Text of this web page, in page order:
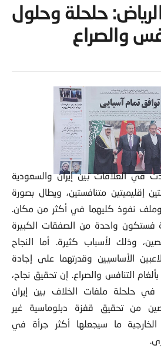
حلحلة وحلول
والصراع
في العلاقات بين إيران والسعودية
إقليميتين متنافستين، ويطال بصورة
وملف نفوذ كليهما في أكثر من مكان.
فستكون واحدة من الصفقات الكبيرة
وذلك لأسباب كثيرة. أما النجاح
الأساسيين وقدرتهما على إجادة
التنافس والصراع. إن تحقيق نجاح،
حلحلة ملفات الخلاف بين إيران
من تحقيق قفزة دبلوماسية غير
ما سيجعلها أكثر جرأة في